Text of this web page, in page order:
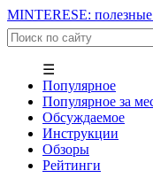
MINTERESE:
☰
Популярное
Популярное за
Обсуждаемое
Инструкции
Обзоры
Рейтинги